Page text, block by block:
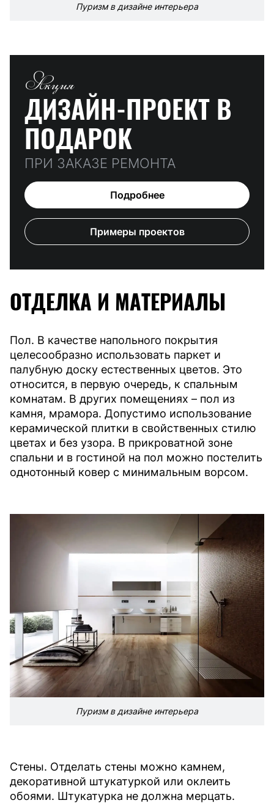
Пуризм в дизайне интерьера
Акция
ДИЗАЙН-ПРОЕКТ В
ПОДАРОК
ПРИ ЗАКАЗЕ РЕМОНТА
Подробнее
Примеры проектов
ОТДЕЛКА И МАТЕРИАЛЫ
Пол. В качестве напольного покрытия
целесообразно использовать паркет и
палубную доску естественных цветов. Это
относится, в первую очередь, к спальным
комнатам. В других помещениях – пол из
камня, мрамора. Допустимо использование
керамической плитки в свойственных стилю
цветах и без узора. В прикроватной зоне
спальни и в гостиной на пол можно постелить
однотонный ковер с минимальным ворсом.
Пуризм в дизайне интерьера
Стены. Отделать стены можно камнем,
декоративной штукатуркой или оклеить
обоями. Штукатурка не должна мерцать.